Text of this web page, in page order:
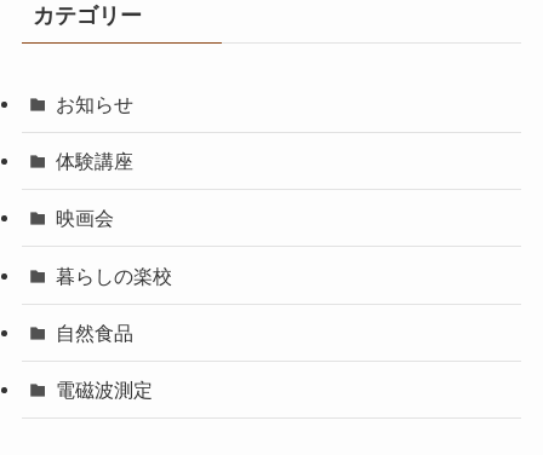
カテゴリー
お知らせ
体験講座
映画会
暮らしの楽校
自然食品
電磁波測定